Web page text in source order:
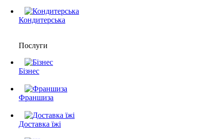
Кондитерська
Послуги
Бізнес
Франшиза
Доставка їжі